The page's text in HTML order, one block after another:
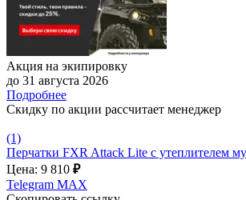
Акция на экипировку
до 31 августа 2026
Подробнее
Скидку по акции рассчитает менеджер
(1)
Перчатки FXR Attack Lite с утеплителем
Цена: 9 810 ₽
Telegram MAX